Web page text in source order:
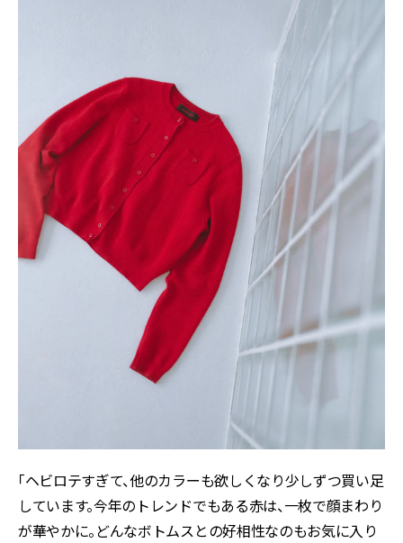
「ヘビロテすぎて、他のカラーも欲しくなり少しずつ買い足
しています。今年のトレンドでもある赤は、一枚で顔まわり
が華やかに。どんなボトムスとの好相性なのもお気に入り